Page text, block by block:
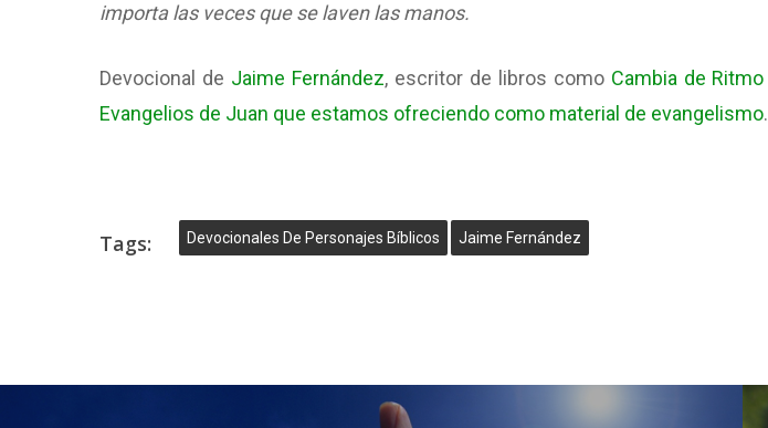
importa las veces que se laven las manos.
Devocional de Jaime Fernández, escritor de libros como Cambia de Ritmo
Evangelios de Juan que estamos ofreciendo como material de evangelismo.
Tags: Devocionales De Personajes Bíblicos Jaime Fernández